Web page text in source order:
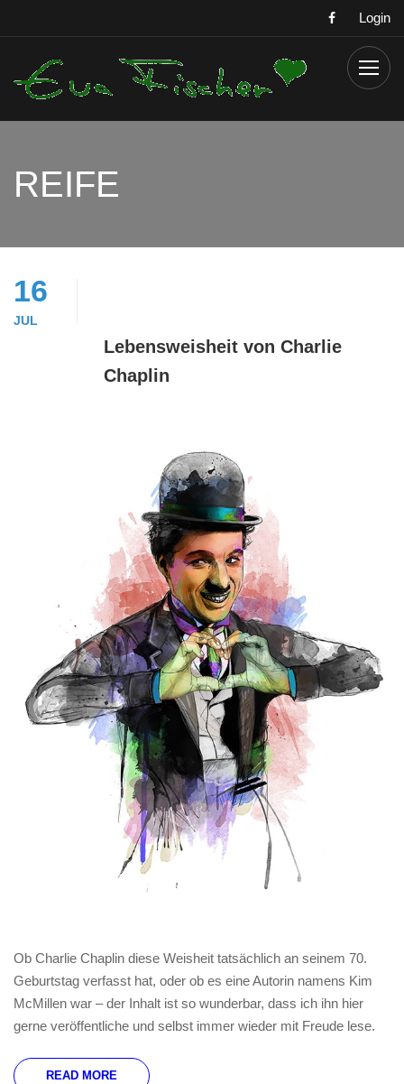
Login
REIFE
16
JUL
Lebensweisheit von Charlie
Chaplin
Ob Charlie Chaplin diese Weisheit tatsächlich an seinem 70.
Geburtstag verfasst hat, oder ob es eine Autorin namens Kim
McMillen war – der Inhalt ist so wunderbar, dass ich ihn hier
gerne veröffentliche und selbst immer wieder mit Freude lese.
READ MORE